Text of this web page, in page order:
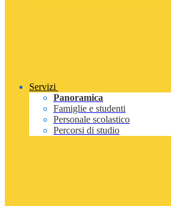
Servizi
Panoramica
Famiglie e studenti
Personale scolastico
Percorsi di studio